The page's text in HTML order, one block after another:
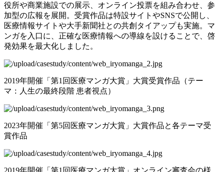
役所や商業施設での展示、オンライン投票を組み合わせ、参
加型の広報を展開。受賞作品は特設サイトやSNSで公開し、
医療情報サイトや大手新聞社との共創タイアップも実施。マ
ンガを入口に、正確な医療情報への導線を設けることで、啓
発効果を最大化しました。
2019年開催「第1回医療マンガ大賞」大賞受賞作品（テー
マ：人生の最終段階 患者視点）
2023年開催「第5回医療マンガ大賞」大賞作品と各テーマ受
賞作品
2019年開催「第1回医療マンガ大賞」オンライン審査会の様